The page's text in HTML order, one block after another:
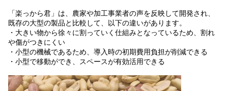
「楽っから君」は、農家や加工事業者の声を反映して開発され、
既存の大型の製品と比較して、以下の違いがあります。
・大きい物から徐々に割っていく仕組みとなっているため、割れ
や傷がつきにくい
・小型の機械であるため、導入時の初期費用負担が削減できる
・小型で移動ができ、スペースが有効活用できる